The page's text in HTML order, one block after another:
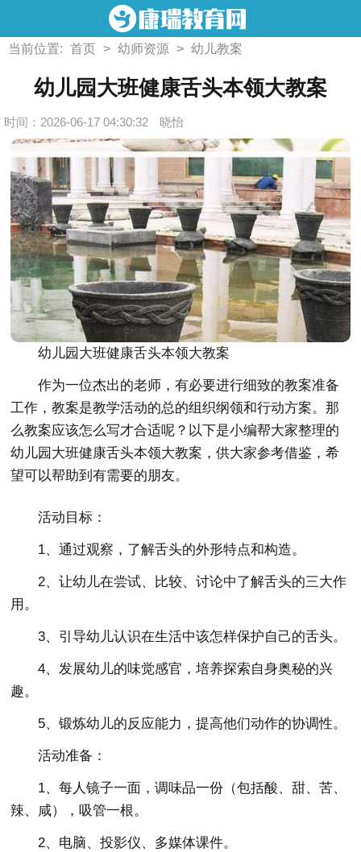
当前位置: 首页 > 幼师资源 > 幼儿教案
幼儿园大班健康舌头本领大教案
时间：2026-06-17 04:30:32 晓怡
幼儿园大班健康舌头本领大教案
作为一位杰出的老师，有必要进行细致的教案准备
工作，教案是教学活动的总的组织纲领和行动方案。那
么教案应该怎么写才合适呢？以下是小编帮大家整理的
幼儿园大班健康舌头本领大教案，供大家参考借鉴，希
望可以帮助到有需要的朋友。
活动目标：
1、通过观察，了解舌头的外形特点和构造。
2、让幼儿在尝试、比较、讨论中了解舌头的三大作
用。
3、引导幼儿认识在生活中该怎样保护自己的舌头。
4、发展幼儿的味觉感官，培养探索自身奥秘的兴
趣。
5、锻炼幼儿的反应能力，提高他们动作的协调性。
活动准备：
1、每人镜子一面，调味品一份（包括酸、甜、苦、
辣、咸），吸管一根。
2、电脑、投影仪、多媒体课件。